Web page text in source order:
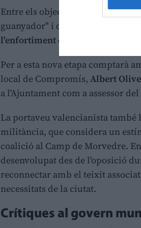
Entre els objectius que s'ha
guanyador" i d'un programa
l'enfortiment dels serveis
Per a esta nova etapa comptarà
local de Compromís, Albert
a l'Ajuntament com a assessor
La portaveu valencianista
militància, que considera un
coalició al Camp de Morvedre.
desenvolupat des de l'oposició
reconnectar amb el teixit
necessitats de la ciutat.
Crítiques al govern